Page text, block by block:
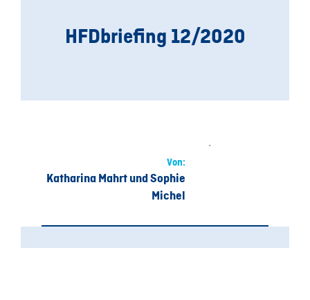
HFDbriefing 12/2020
Von:
Katharina Mahrt und Sophie
Michel